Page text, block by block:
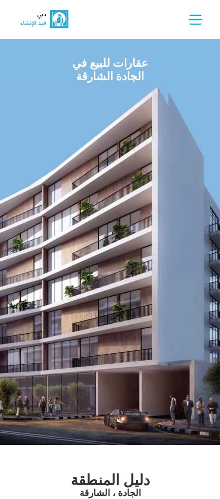
عقارات للبيع في
الجادة الشارقة
دليل المنطقة
الجادة ، الشارقة